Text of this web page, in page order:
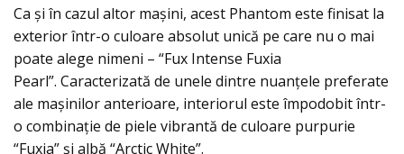
Ca și în cazul altor mașini, acest Phantom este finisat la
exterior într-o culoare absolut unică pe care nu o mai
poate alege nimeni – “Fux Intense Fuxia
Pearl”. Caracterizată de unele dintre nuanţele preferate
ale mașinilor anterioare, interiorul este împodobit într-
o combinație de piele vibrantă de culoare purpurie
“Fuxia” și albă “Arctic White”.